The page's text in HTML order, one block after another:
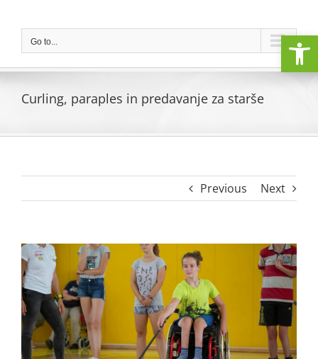
contentGo to...
Curling, paraples in predavanje za starše
Previous Next
View
Larger
Image